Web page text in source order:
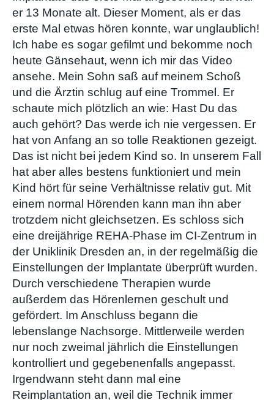
er 13 Monate alt. Dieser Moment, als er das
erste Mal etwas hören konnte, war unglaublich!
Ich habe es sogar gefilmt und bekomme noch
heute Gänsehaut, wenn ich mir das Video
ansehe. Mein Sohn saß auf meinem Schoß
und die Ärztin schlug auf eine Trommel. Er
schaute mich plötzlich an wie: Hast Du das
auch gehört? Das werde ich nie vergessen. Er
hat von Anfang an so tolle Reaktionen gezeigt.
Das ist nicht bei jedem Kind so. In unserem Fall
hat aber alles bestens funktioniert und mein
Kind hört für seine Verhältnisse relativ gut. Mit
einem normal Hörenden kann man ihn aber
trotzdem nicht gleichsetzen. Es schloss sich
eine dreijährige REHA-Phase im CI-Zentrum in
der Uniklinik Dresden an, in der regelmäßig die
Einstellungen der Implantate überprüft wurden.
Durch verschiedene Therapien wurde
außerdem das Hörenlernen geschult und
gefördert. Im Anschluss begann die
lebenslange Nachsorge. Mittlerweile werden
nur noch zweimal jährlich die Einstellungen
kontrolliert und gegebenenfalls angepasst.
Irgendwann steht dann mal eine
Reimplantation an, weil die Technik immer